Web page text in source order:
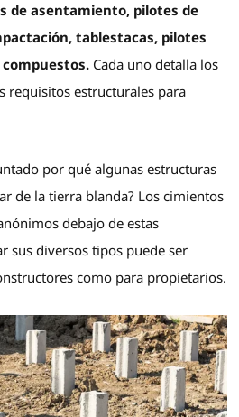
de asentamiento, pilotes de
tablestacas, pilotes
Cada uno detalla los
requisitos estructurales para
por qué algunas estructuras
de la tierra blanda? Los cimientos
debajo de estas
sus diversos tipos puede ser
como para propietarios.